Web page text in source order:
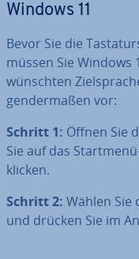
Windows 11
Bevor Sie die
müssen Sie
wünsch­ten
gen­der­ma­ßen vor:
Schritt 1: Öffnen Sie
Sie auf das
klicken.
Schritt 2: Wählen Sie
und drücken Sie im